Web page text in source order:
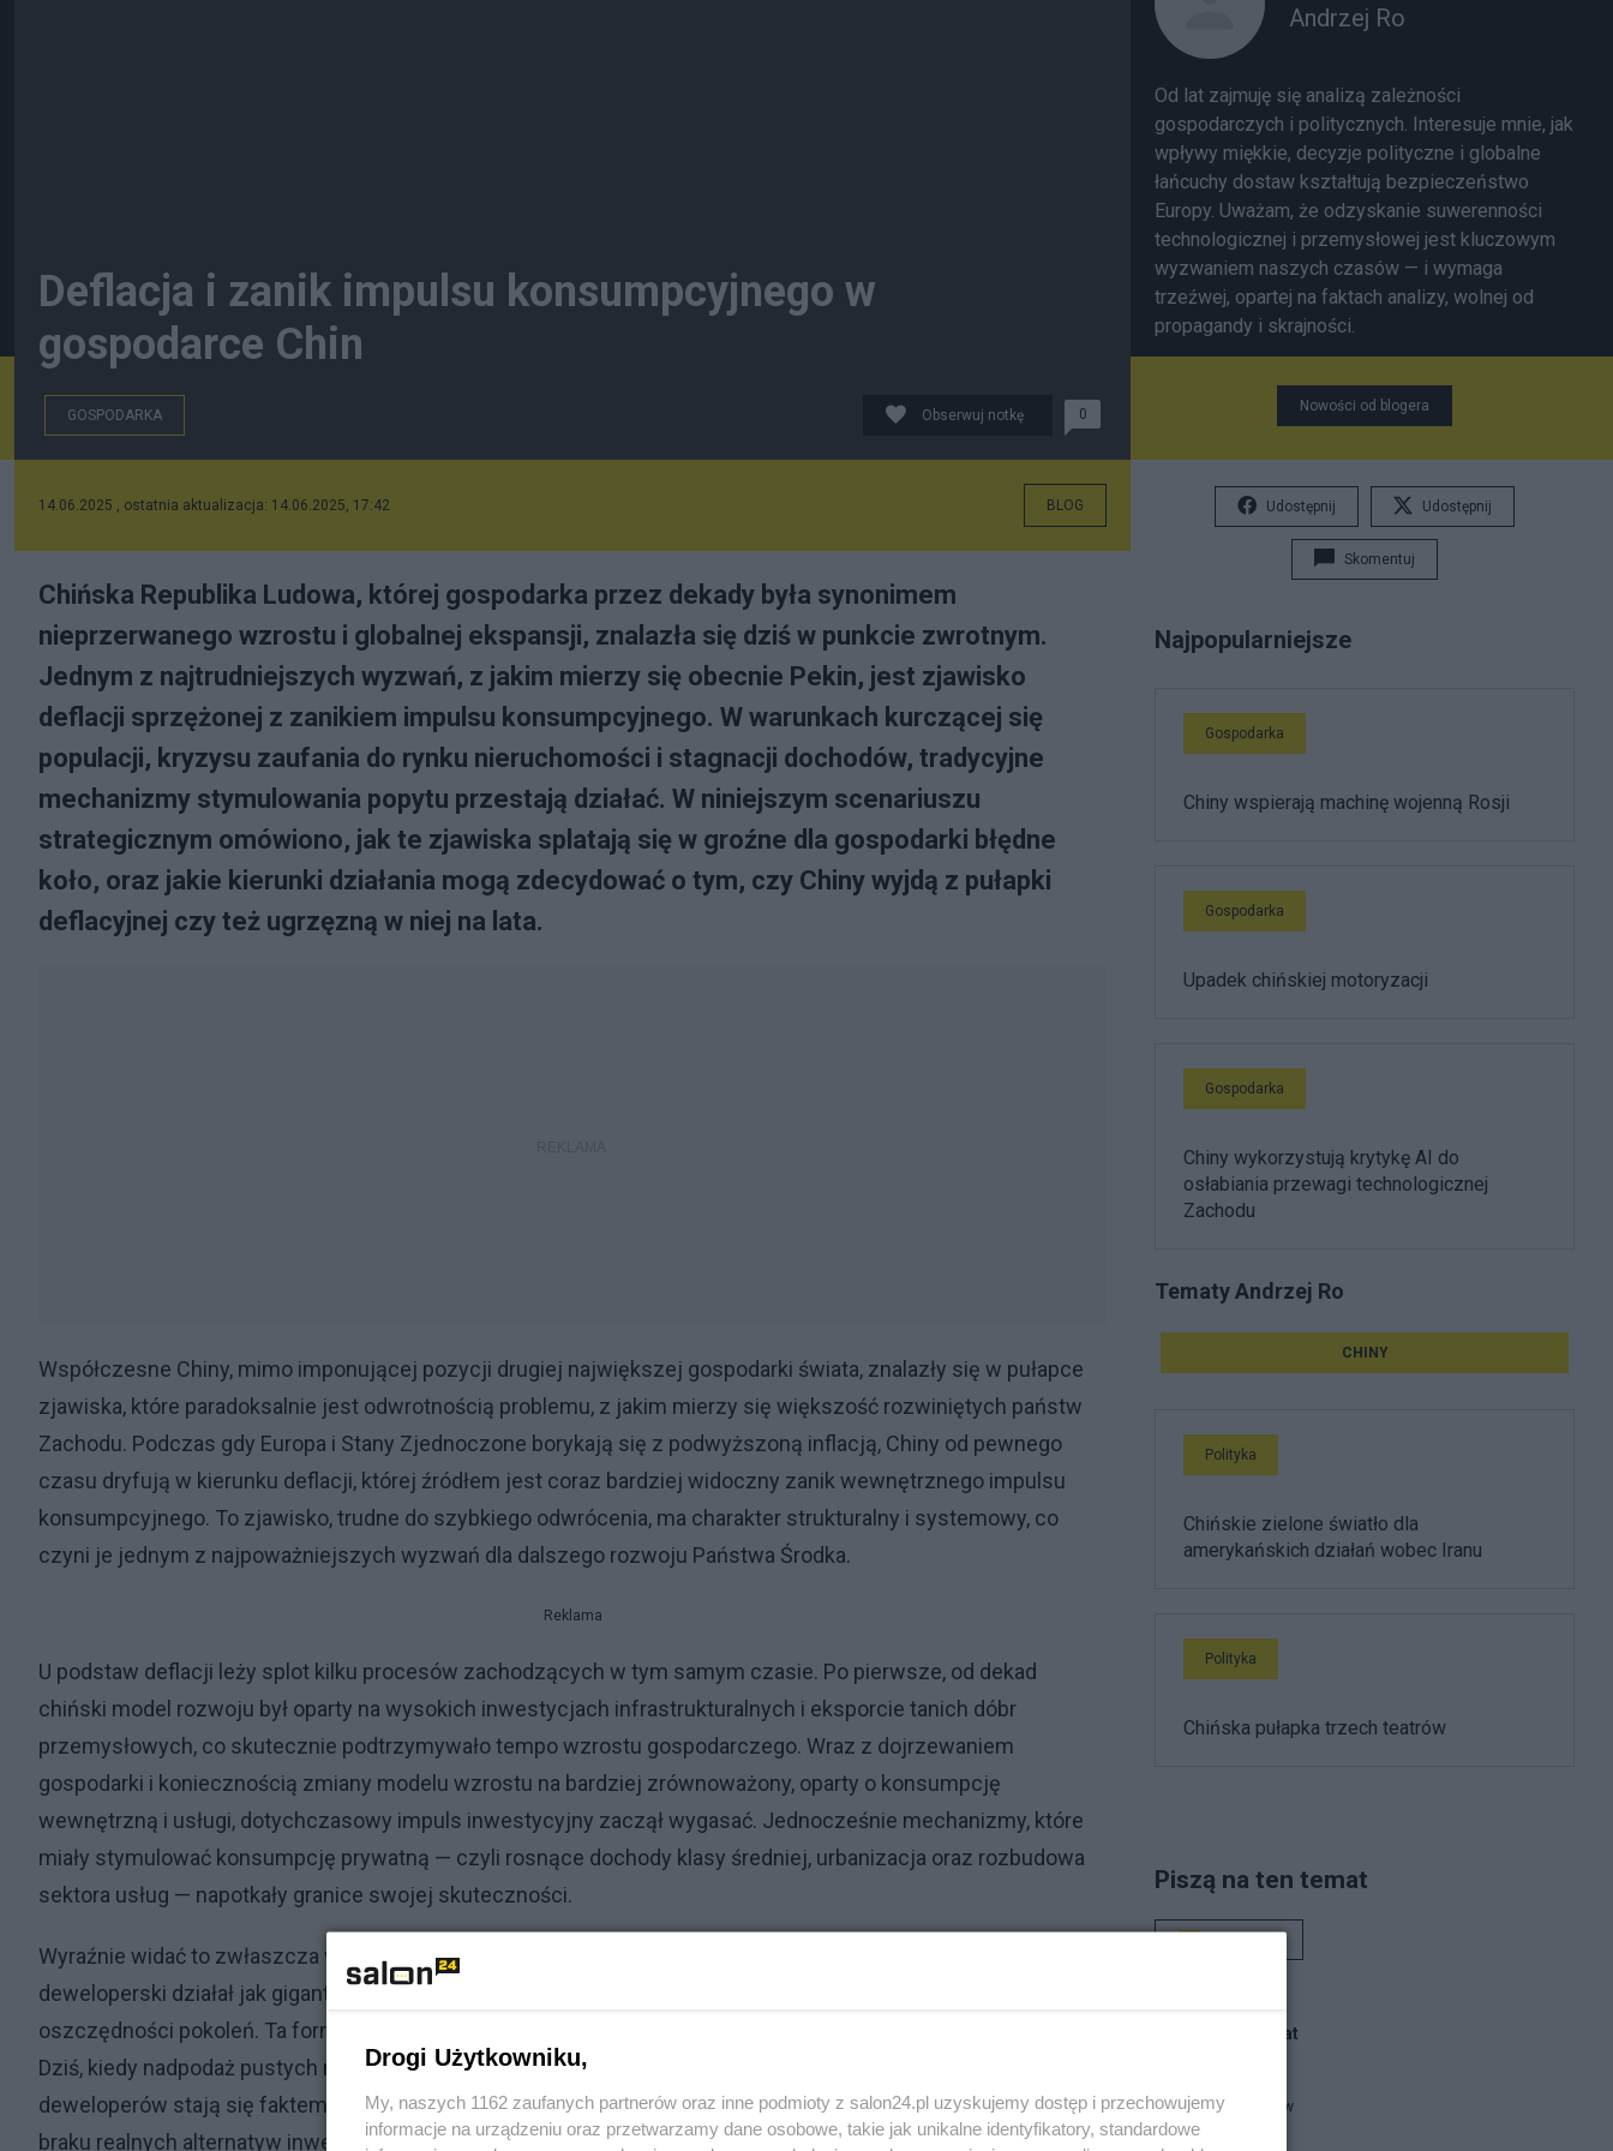
Deflacja i zanik impulsu konsumpcyjnego w
gospodarce Chin
GOSPODARKA Obserwuj notkę 0
14.06.2025 , ostatnia aktualizacja: 14.06.2025, 17:42 BLOG
Chińska Republika Ludowa, której gospodarka przez dekady była synonimem
nieprzerwanego wzrostu i globalnej ekspansji, znalazła się dziś w punkcie zwrotnym.
Jednym z najtrudniejszych wyzwań, z jakim mierzy się obecnie Pekin, jest zjawisko
deflacji sprzężonej z zanikiem impulsu konsumpcyjnego. W warunkach kurczącej się
populacji, kryzysu zaufania do rynku nieruchomości i stagnacji dochodów, tradycyjne
mechanizmy stymulowania popytu przestają działać. W niniejszym scenariuszu
strategicznym omówiono, jak te zjawiska splatają się w groźne dla gospodarki błędne
koło, oraz jakie kierunki działania mogą zdecydować o tym, czy Chiny wyjdą z pułapki
deflacyjnej czy też ugrzęzną w niej na lata.
Współczesne Chiny, mimo imponującej pozycji drugiej największej gospodarki świata, znalazły się w pułapce
zjawiska, które paradoksalnie jest odwrotnością problemu, z jakim mierzy się większość rozwiniętych państw
Zachodu. Podczas gdy Europa i Stany Zjednoczone borykają się z podwyższoną inflacją, Chiny od pewnego
czasu dryfują w kierunku deflacji, której źródłem jest coraz bardziej widoczny zanik wewnętrznego impulsu
konsumpcyjnego. To zjawisko, trudne do szybkiego odwrócenia, ma charakter strukturalny i systemowy, co
czyni je jednym z najpoważniejszych wyzwań dla dalszego rozwoju Państwa Środka.
Reklama
U podstaw deflacji leży splot kilku procesów zachodzących w tym samym czasie. Po pierwsze, od dekad
chiński model rozwoju był oparty na wysokich inwestycjach infrastrukturalnych i eksporcie tanich dóbr
przemysłowych, co skutecznie podtrzymywało tempo wzrostu gospodarczego. Wraz z dojrzewaniem
gospodarki i koniecznością zmiany modelu wzrostu na bardziej zrównoważony, oparty o konsumpcję
wewnętrzną i usługi, dotychczasowy impuls inwestycyjny zaczął wygasać. Jednocześnie mechanizmy, które
miały stymulować konsumpcję prywatną — czyli rosnące dochody klasy średniej, urbanizacja oraz rozbudowa
sektora usług — napotkały granice swojej skuteczności.
Wyraźnie widać to zwłaszcza w kontekście kryzysu na rynku nieruchomości. Przez lata sektor budowlany i
deweloperski działał jak gigantyczny bufor i akumulator kapitału — chińskie rodziny lokowały w mieszkaniach
oszczędności pokoleń. Ta forma inwestycji była źródłem pewności, stabilności i poczucia bezpieczeństwa.
Dziś, kiedy nadpodaż pustych mieszkań, spadające ceny nieruchomości oraz niewypłacalność wielkich
deweloperów stają się faktem, Chińczycy tracą zaufanie do rynku nieruchomości jako ostoi wartości. W obliczu
braku realnych alternatyw inwestycyjnych i niepewności co do przyszłości, preferencje gospodarstw
Andrzej Ro
Od lat zajmuję się analizą zależności
gospodarczych i politycznych. Interesuje mnie, jak
wpływy miękkie, decyzje polityczne i globalne
łańcuchy dostaw kształtują bezpieczeństwo
Europy. Uważam, że odzyskanie suwerenności
technologicznej i przemysłowej jest kluczowym
wyzwaniem naszych czasów — i wymaga
trzeźwej, opartej na faktach analizy, wolnej od
propagandy i skrajności.
Nowości od blogera
Udostępnij Udostępnij
Skomentuj
Najpopularniejsze
Gospodarka
Chiny wspierają machinę wojenną Rosji
Gospodarka
Upadek chińskiej motoryzacji
Gospodarka
Chiny wykorzystują krytykę AI do
osłabiania przewagi technologicznej
Zachodu
Tematy Andrzej Ro
CHINY
Polityka
Chińskie zielone światło dla
amerykańskich działań wobec Iranu
Polityka
Chińska pułapka trzech teatrów
Piszą na ten temat
Blogi na ten temat
threeme-ww
Drogi Użytkowniku,
My, naszych 1162 zaufanych partnerów oraz inne podmioty z salon24.pl uzyskujemy dostęp i przechowujemy
informacje na urządzeniu oraz przetwarzamy dane osobowe, takie jak unikalne identyfikatory, standardowe